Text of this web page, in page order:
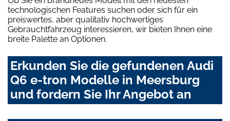
technologischen Features suchen oder sich für ein
preiswertes, aber qualitativ hochwertiges
Gebrauchtfahrzeug interessieren, wir bieten Ihnen eine
breite Palette an Optionen.
Erkunden Sie die gefundenen Audi
Q6 e-tron Modelle in Meersburg
und fordern Sie Ihr Angebot an